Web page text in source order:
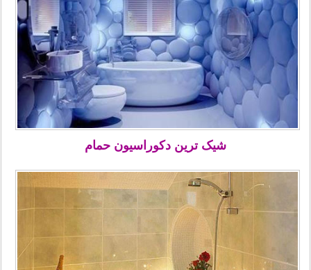
شیک ترین دکوراسیون حمام